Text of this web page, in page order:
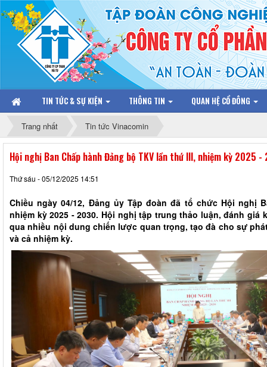
TIN TỨC & SỰ KIỆN THÔNG TIN QUAN HỆ CỔ ĐÔNG
Trang nhất Tin tức Vinacomin
Hội nghị Ban Chấp hành Đảng bộ TKV lần thứ III, nhiệm kỳ 2025
Thứ sáu - 05/12/2025 14:51
Chiều ngày 04/12, Đảng ủy Tập đoàn đã tổ chức Hội nghị
nhiệm kỳ 2025 - 2030. Hội nghị tập trung thảo luận, đánh giá
qua nhiều nội dung chiến lược quan trọng, tạo đà cho sự
và cả nhiệm kỳ.